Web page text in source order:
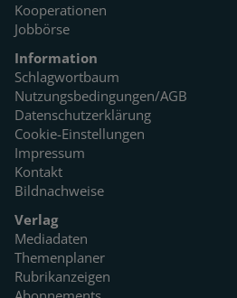
Kooperationen
Jobbörse
Information
Schlagwortbaum
Nutzungsbedingungen/AGB
Datenschutzerklärung
Cookie-Einstellungen
Impressum
Kontakt
Bildnachweise
Verlag
Mediadaten
Themenplaner
Rubrikanzeigen